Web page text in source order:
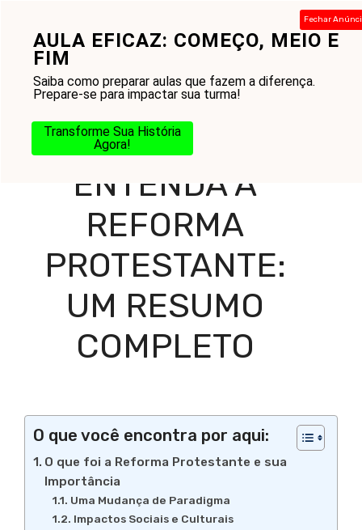
AULA EFICAZ: COMEÇO, MEIO E
FIM
Saiba como preparar aulas que fazem a diferença.
Prepare-se para impactar sua turma!
Transforme Sua História
Agora!
Fechar
conteúdo
Menu
Home-Blog-Amor ao Próximo-Igreja
Reforma Protestante: Um Resumo Completo
ENTENDA A
REFORMA
PROTESTANTE:
UM RESUMO
COMPLETO
O que você encontra por aqui:
O que foi a Reforma Protestante e sua
Importância
Uma Mudança de Paradigma
Impactos Sociais e Culturais